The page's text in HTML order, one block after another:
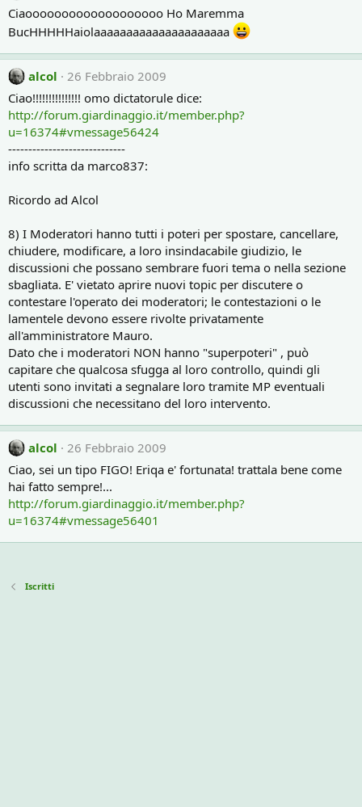
Ciaooooooooooooooooooo Ho Maremma
BucHHHHHaiolaaaaaaaaaaaaaaaaaaaaa
alcol
26 Febbraio 2009
Ciao!!!!!!!!!!!!!!! omo dictatorule dice:
http://forum.giardinaggio.it/member.php?
u=16374#vmessage56424
-----------------------------
info scritta da marco837:
Ricordo ad Alcol
8) I Moderatori hanno tutti i poteri per spostare, cancellare,
chiudere, modificare, a loro insindacabile giudizio, le
discussioni che possano sembrare fuori tema o nella sezione
sbagliata. E' vietato aprire nuovi topic per discutere o
contestare l'operato dei moderatori; le contestazioni o le
lamentele devono essere rivolte privatamente
all'amministratore Mauro.
Dato che i moderatori NON hanno "superpoteri" , può
capitare che qualcosa sfugga al loro controllo, quindi gli
utenti sono invitati a segnalare loro tramite MP eventuali
discussioni che necessitano del loro intervento.
alcol
26 Febbraio 2009
Ciao, sei un tipo FIGO! Eriqa e' fortunata! trattala bene come
hai fatto sempre!...
http://forum.giardinaggio.it/member.php?
u=16374#vmessage56401
Iscritti